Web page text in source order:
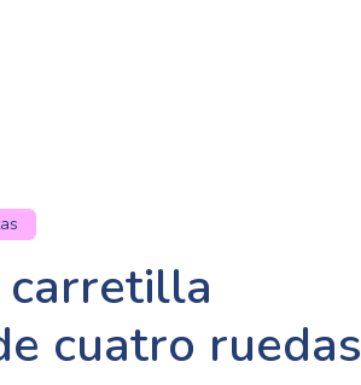
carretilla
cuatro ruedas